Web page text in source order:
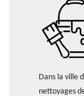
Dans la ville
nettoyages